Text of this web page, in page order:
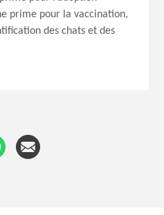
prime pour la vaccination,
des chats et des